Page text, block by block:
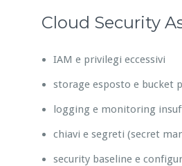
Cloud Security
IAM e privilegi eccessivi
storage esposto e bucket
logging e monitoring
chiavi e segreti (secret
security baseline e